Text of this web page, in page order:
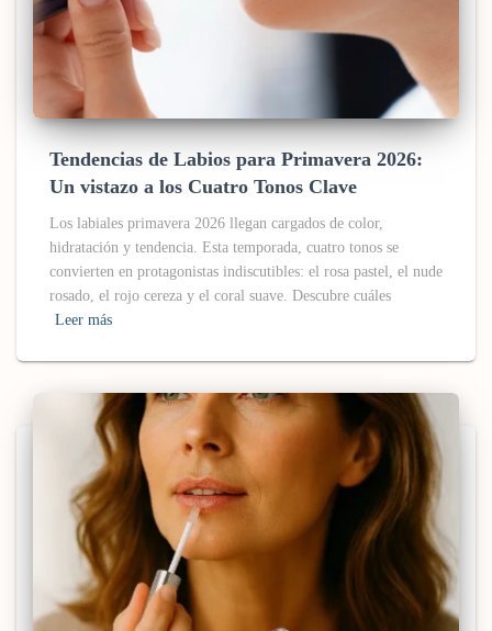
Tendencias de Labios para Primavera 2026:
Un vistazo a los Cuatro Tonos Clave
Los labiales primavera 2026 llegan cargados de color,
hidratación y tendencia. Esta temporada, cuatro tonos se
convierten en protagonistas indiscutibles: el rosa pastel, el nude
rosado, el rojo cereza y el coral suave. Descubre cuáles
Leer más